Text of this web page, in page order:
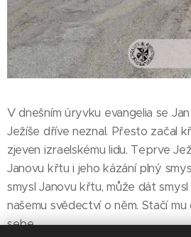
V dnešním úryvku evangelia se
Ježíše dříve neznal. Přesto začal
zjeven izraelskému lidu. Teprve
Janovu křtu i jeho kázání plný
smysl Janovu křtu, může dát
našemu svědectví o něm. Stačí
sebe.